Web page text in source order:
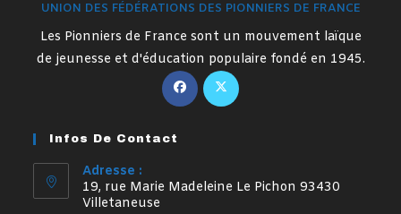
UNION DES FÉDÉRATIONS DES PIONNIERS DE FRANCE
Les Pionniers de France sont un mouvement laïque
de jeunesse et d'éducation populaire fondé en 1945.
S’ouvre
dans
S’ouvre
Infos De Contact
Adresse :
19, rue Marie Madeleine Le Pichon 93430
Villetaneuse